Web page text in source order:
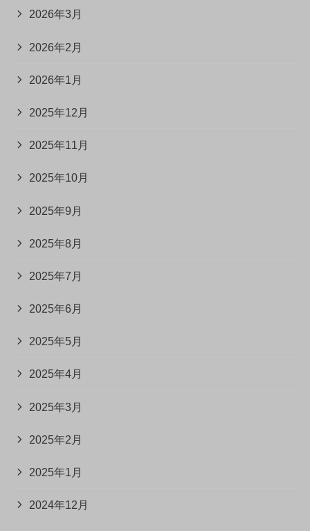
2026年3月
2026年2月
2026年1月
2025年12月
2025年11月
2025年10月
2025年9月
2025年8月
2025年7月
2025年6月
2025年5月
2025年4月
2025年3月
2025年2月
2025年1月
2024年12月